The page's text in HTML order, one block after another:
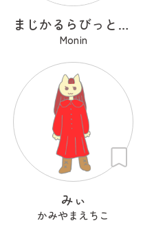
まじかるらびっと ミカ
Monin
みぃ
かみやまえちこ